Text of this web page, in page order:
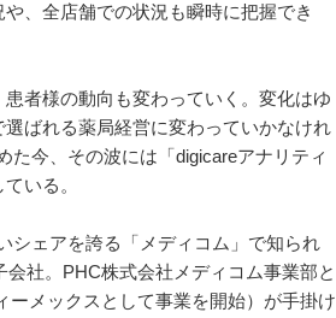
、全店舗での状況も瞬時に把握でき
者様の動向も変わっていく。変化はゆ
ばれる薬局経営に変わっていかなけれ
た今、その波には「digicareアナリティ
いる。
シェアを誇る「メディコム」で知られ
社。PHC株式会社メディコム事業部と
ーメックスとして事業を開始）が手掛け